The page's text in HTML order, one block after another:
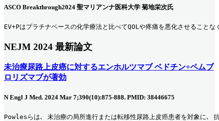
ASCO Breakthrough2024 聖マリアンナ医科大学 菊地栄次氏
EV+Pはプラチナベースの化学療法と比べてQOLや疼痛を悪化させること
NEJM 2024 最新論文
未治療尿路上皮癌に対するエンホルツマブ ベドチン+ペムブ
ロリズマブが著効
N Engl J Med. 2024 Mar 7;390(10):875-888. PMID: 38446675
Powlesらは､ 未治療の局所進行または転移性尿路上皮癌患者を対象に